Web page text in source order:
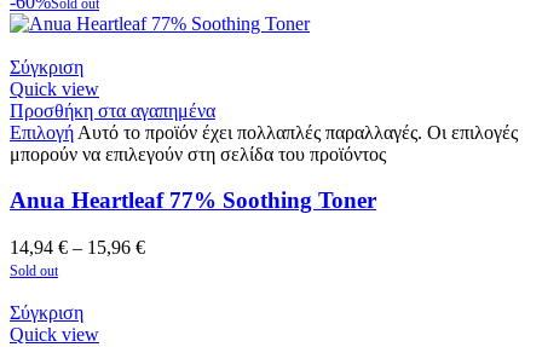
Σύγκριση
Quick view
Προσθήκη στα αγαπημένα
Επιλογή Αυτό το προϊόν έχει πολλαπλές παραλλαγές. Οι επιλογές
μπορούν να επιλεγούν στη σελίδα του προϊόντος
Anua Heartleaf 77% Soothing Toner
14,94 € – 15,96 €
Sold out
Σύγκριση
Quick view